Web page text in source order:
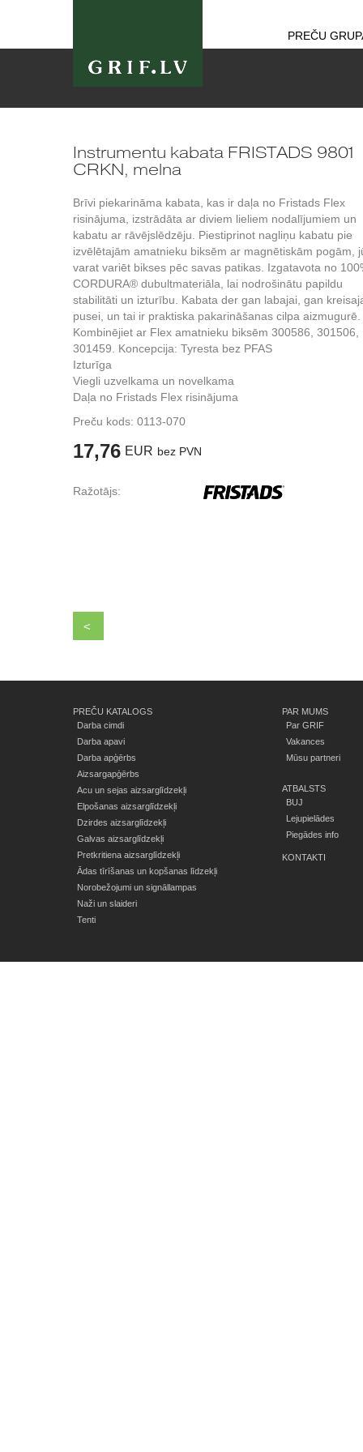
PREČU
Instrumentu kabata FRISTADS 9801
CRKN, melna
Brīvi piekarināma kabata, kas ir daļa no Fristads Flex
risinājuma, izstrādāta ar diviem lieliem nodalījumiem un
kabatu ar rāvējslēdzēju. Piestiprinot nagliņu kabatu pie
izvēlētajām amatnieku biksēm ar magnētiskām pogām,
varat variēt bikses pēc savas patikas. Izgatavota no
CORDURA® dubultmateriāla, lai nodrošinātu papildu
stabilitāti un izturību. Kabata der gan labajai, gan
pusei, un tai ir praktiska pakarināšanas cilpa aizmugurē.
Kombinējiet ar Flex amatnieku biksēm 300586, 301506,
301459. Koncepcija: Tyresta bez PFAS
Izturīga
Viegli uzvelkama un novelkama
Daļa no Fristads Flex risinājuma
Preču kods: 0113-070
17,76 EUR bez PVN
Ražotājs:
<
PREČU KATALOGS
Darba cimdi
Darba apavi
Darba apģērbs
Aizsargapģērbs
Acu un sejas aizsarglīdzekļi
Elpošanas aizsarglīdzekļi
Dzirdes aizsarglīdzekļi
Galvas aizsarglīdzekļi
Pretkritiena aizsarglīdzekļi
Ādas tīrīšanas un kopšanas līdzekļi
Norobežojumi un signāllampas
Naži un slaideri
Tenti
PAR MUMS
Par GRIF
Vakances
Mūsu partneri
ATBALSTS
BUJ
Lejupielādes
Piegādes info
KONTAKTI